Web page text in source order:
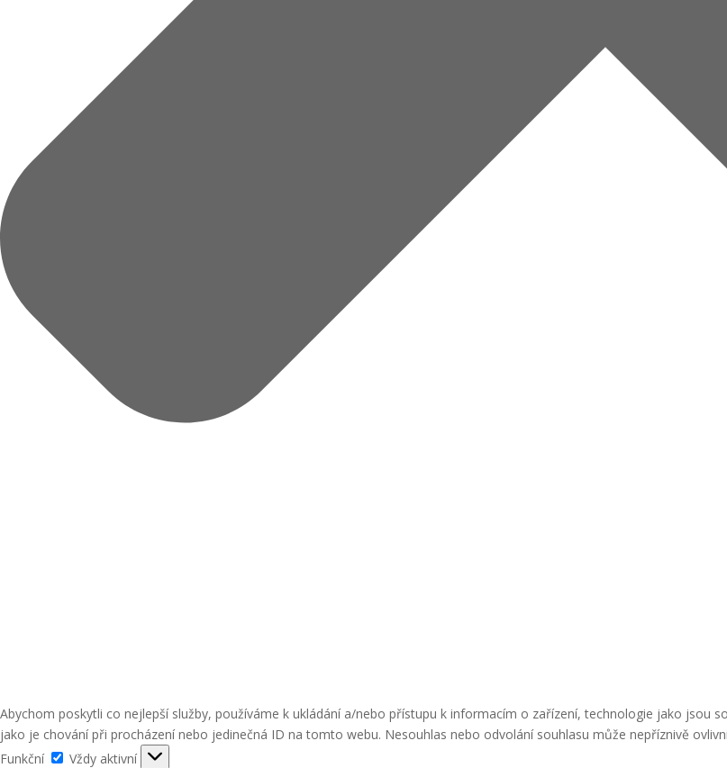
Abychom poskytli co nejlepší služby, používáme k ukládání a/nebo přístupu k informacím o zařízení, technologie jako jsou
jako je chování při procházení nebo jedinečná ID na tomto webu. Nesouhlas nebo odvolání souhlasu může nepříznivě
Funkční
Funkční
Vždy aktivní